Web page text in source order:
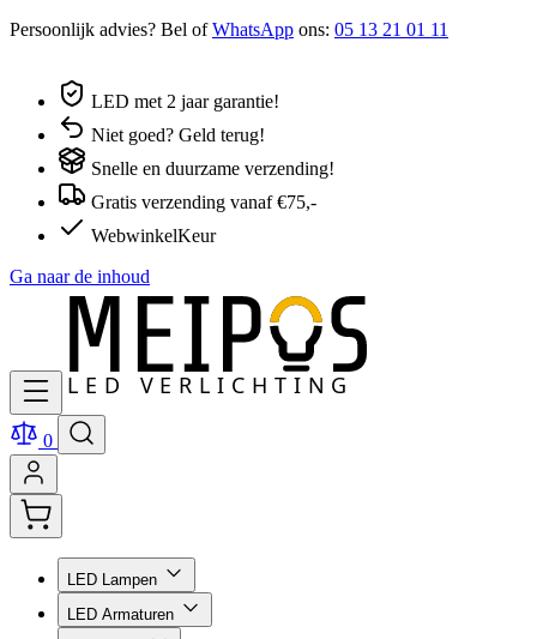
Persoonlijk advies? Bel ofWhatsApp ons: 05 13 21 01 11
LED met 2 jaar garantie!
Niet goed? Geld terug!
Snelle en duurzame verzending!
Gratis verzending vanaf €75,-
WebwinkelKeur
Ga naar de inhoud
0
LED Lampen
LED Armaturen